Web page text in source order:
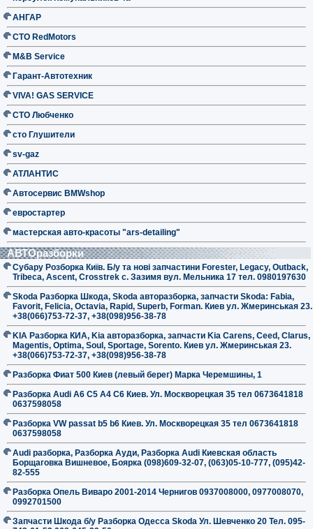
АНГАР
СТО RedMotors
M&B Service
Гарант-Автотехник
VIVA! GAS SERVICE
СТО Любченко
сто Глушители
sv-gaz
АТЛАНТИС
Автосервис BMWshop
евростартер
мастерская авто-красоты "ars-detailing"
АВТОразборки
Субару Розборка Київ. Б/у та нові запчастини Forester, Legacy, Outback,
Tribeca, Ascent, Crosstrek с. Зазимя вул. Мельника 17 тел. 0980197630
Skoda Разборка Шкода, Skoda авторазборка, запчасти Skoda: Fabia,
Favorit, Felicia, Octavia, Rapid, Superb, Forman. Киев ул. Жмеринськая 23.
+38(066)753-72-37, +38(098)956-38-78
KIA Разборка КИА, Kia авторазборка, запчасти Kia Carens, Ceed, Clarus,
Magentis, Optima, Soul, Sportage, Sorento. Киев ул. Жмеринськая 23.
+38(066)753-72-37, +38(098)956-38-78
Разборка Фиат 500 Киев (левый берег) Марка Черемшины, 1
Разборка Audi A6 C5 A4 C6 Киев. Ул. Москворецкая 35 тел 0673641818
0637598058
Разборка VW passat b5 b6 Киев. Ул. Москворецкая 35 тел 0673641818
0637598058
Audi разборка, Разборка Ауди, Разборка Audi Киевская область
Борщаговка Вишневое, Боярка (098)609-32-07, (063)05-10-777, (095)42-
82-555
Разборка Опель Виваро 2001-2014 Чернигов 0937008000, 0977008070,
0992701500
Запчасти Шкода б/у Разборка Одесса Skoda Ул. Шевченко 20 Тел. 095-